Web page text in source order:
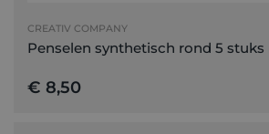
CREATIV COMPANY
Penselen synthetisch rond 5 stuks
€ 8,50